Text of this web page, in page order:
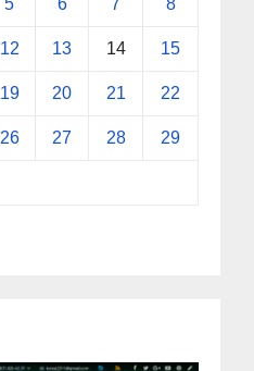
5 6 7 8
12 13 14 15
19 20 21 22
26 27 28 29